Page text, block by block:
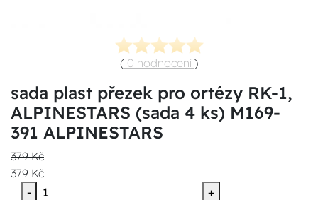
( 0 hodnocení )
sada plast přezek pro ortézy RK-1,
ALPINESTARS (sada 4 ks) M169-
391 ALPINESTARS
379 Kč
379 Kč
-
+